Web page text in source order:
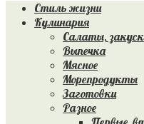
Стиль жизни
Кулинария
Салаты,
Выпечка
Мясное
Морепродукты
Заготовки
Разное